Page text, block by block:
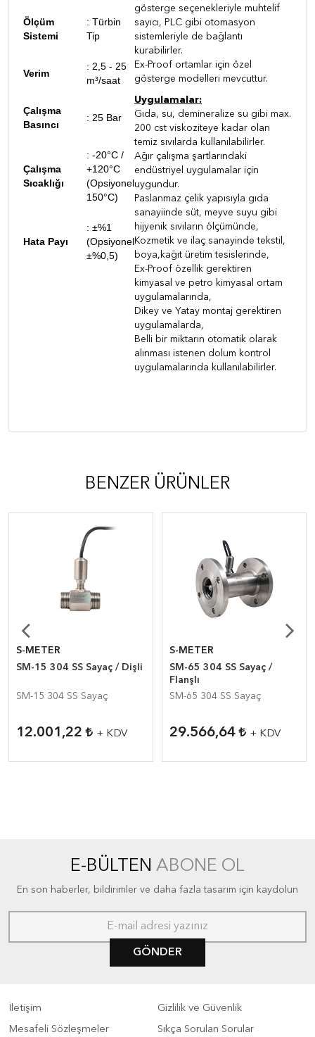
Ölçüm
Sistemi
: Türbin
Tip
Verim
: 2,5 - 25
m³/saat
Çalışma
Basıncı
: 25 Bar
Çalışma
Sıcaklığı
: -20°C /
+120°C
(Opsiyonel
150°C)
Hata Payı
: ±%1
(Opsiyonel
±%0,5)
gösterge seçenekleriyle muhtelif
sayıcı, PLC gibi otomasyon
sistemleriyle de bağlantı
kurabilirler.
Ex-Proof ortamlar için özel
gösterge modelleri mevcuttur.
Uygulamalar:
Gıda, su, demineralize su gibi max.
200 cst viskoziteye kadar olan
temiz sıvılarda kullanılabilirler.
Ağır çalışma şartlarındaki
endüstriyel uygulamalar için
uygundur.
Paslanmaz çelik yapısıyla gıda
sanayiinde süt, meyve suyu gibi
hijyenik sıvıların ölçümünde,
Kozmetik ve ilaç sanayinde tekstil,
boya,kağıt üretim tesislerinde,
Ex-Proof özellik gerektiren
kimyasal ve petro kimyasal ortam
uygulamalarında,
Dikey ve Yatay montaj gerektiren
uygulamalarda,
Belli bir miktarın otomatik olarak
alınması istenen dolum kontrol
uygulamalarında kullanılabilirler.
BENZER ÜRÜNLER
S-METER
SM-15 304 SS Sayaç / Dişli
SM-15 304 SS Sayaç
12.001,22 + KDV
S-METER
SM-65 304 SS Sayaç /
Flanşlı
SM-65 304 SS Sayaç
29.566,64 + KDV
E-BÜLTEN ABONE OL
En son haberler, bildirimler ve daha fazla tasarım için kaydolun
GÖNDER
İletişim
Gizlilik ve Güvenlik
Mesafeli Sözleşmeler
Sıkça Sorulan Sorular